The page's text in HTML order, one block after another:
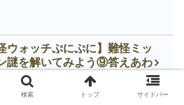
ウォッチぷにぷに】難怪ミッ
謎を解いてみよう⑨答えあわ
ネタバレ注意
ウォッチぷにぷに】ゲームの
検索 トップ サイドバー